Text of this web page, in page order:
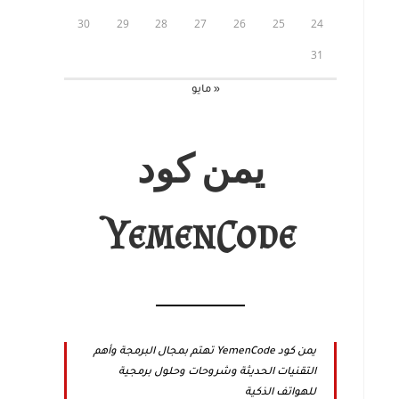
24
25
26
27
28
29
30
31
« مايو
يمن كود
YemenCode
يمن كود YemenCode تهتم بمجال البرمجة وأهم
التقنيات الحديثة وشروحات وحلول برمجية
للهواتف الذكية